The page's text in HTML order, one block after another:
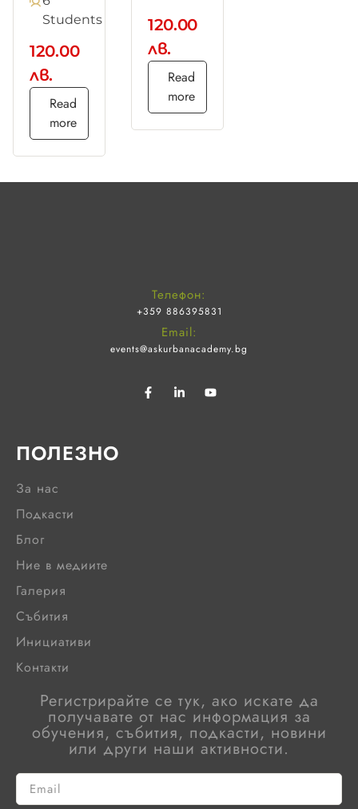
Students
120.00
лв.
Read
more
120.00
лв.
Read
more
Email:
events@askurbanacademy.bg
Телефон:
+359 886395831
ПОЛЕЗНО
За нас
Подкасти
Блог
Ние в медиите
Галерия
Събития
Инициативи
Контакти
Регистрирайте се тук, ако искате да
получавате от нас информация за
обучения, събития, подкасти, новини
или други наши активности.